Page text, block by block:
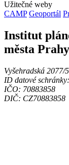
Užitečné weby
CAMP Geoportál
Institut
města Prahy
Vyšehradská
ID datové
IČO: 70883858
DIČ: CZ70883858